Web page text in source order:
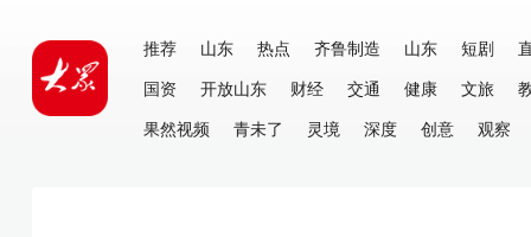
推荐 山东 热点 齐鲁制造 山东 短剧
国资
开放山东 财经 交通 健康 文旅
果然视频
青未了 灵境 深度 创意 观察